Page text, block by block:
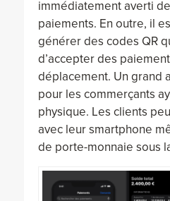
immédiatement averti
paiements. En outre, il
générer des codes QR
d’accepter des
déplacement. Un grand
pour les commerçants
physique. Les clients
avec leur smartphone
de porte-monnaie sous